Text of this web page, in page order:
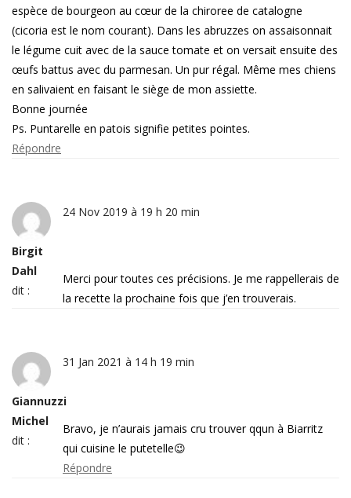
espèce de bourgeon au cœur de la chiroree de catalogne
(cicoria est le nom courant). Dans les abruzzes on assaisonnait
le légume cuit avec de la sauce tomate et on versait ensuite des
œufs battus avec du parmesan. Un pur régal. Même mes chiens
en salivaient en faisant le siège de mon assiette.
Bonne journée
Ps. Puntarelle en patois signifie petites pointes.
Répondre
Birgit
Dahl
dit :
24 Nov 2019 à 19 h 20 min
Merci pour toutes ces précisions. Je me rappellerais de
la recette la prochaine fois que j’en trouverais.
Giannuzzi
Michel
dit :
31 Jan 2021 à 14 h 19 min
Bravo, je n’aurais jamais cru trouver qqun à Biarritz
qui cuisine le putetelle😉
Répondre